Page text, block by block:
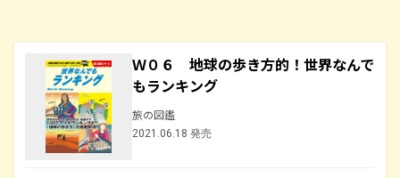
Ｗ０６ 地球の歩き方的！世界なんで
もランキング
旅の図鑑
2021.06.18 発売